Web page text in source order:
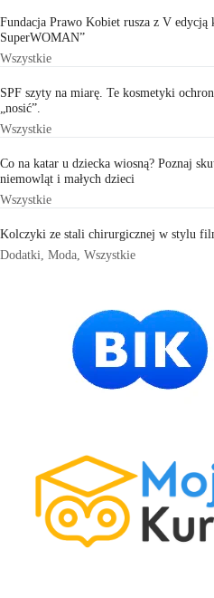
Fundacja Prawo Kobiet rusza z V edycją
SuperWOMAN”
Wszystkie
SPF szyty na miarę. Te kosmetyki
„nosić”.
Wszystkie
Co na katar u dziecka wiosną? Poznaj
niemowląt i małych dzieci
Wszystkie
Kolczyki ze stali chirurgicznej w stylu
Dodatki Moda Wszystkie